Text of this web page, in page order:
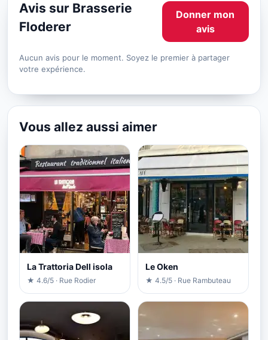
Avis sur Brasserie
Floderer
Donner mon
avis
Aucun avis pour le moment. Soyez le premier à partager
votre expérience.
Vous allez aussi aimer
La Trattoria Dell isola
★ 4.6/5 · Rue Rodier
Le Oken
★ 4.5/5 · Rue Rambuteau